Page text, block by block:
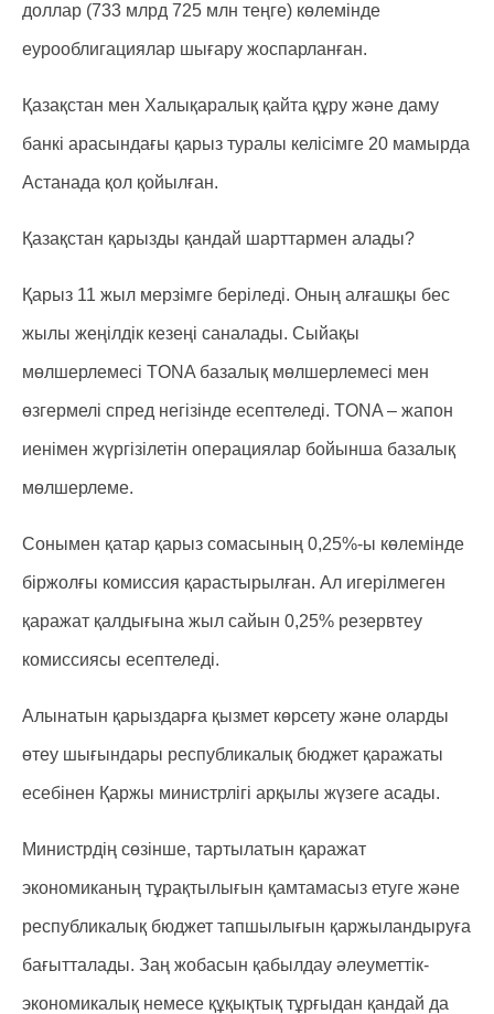
доллар (733 млрд 725 млн теңге) көлемінде
еурооблигациялар шығару жоспарланған.
Қазақстан мен Халықаралық қайта құру және даму
банкі арасындағы қарыз туралы келісімге 20 мамырда
Астанада қол қойылған.
Қазақстан қарызды қандай шарттармен алады?
Қарыз 11 жыл мерзімге беріледі. Оның алғашқы бес
жылы жеңілдік кезеңі саналады. Сыйақы
мөлшерлемесі TONA базалық мөлшерлемесі мен
өзгермелі спред негізінде есептеледі. TONA – жапон
иенімен жүргізілетін операциялар бойынша базалық
мөлшерлеме.
Сонымен қатар қарыз сомасының 0,25%-ы көлемінде
біржолғы комиссия қарастырылған. Ал игерілмеген
қаражат қалдығына жыл сайын 0,25% резервтеу
комиссиясы есептеледі.
Алынатын қарыздарға қызмет көрсету және оларды
өтеу шығындары республикалық бюджет қаражаты
есебінен Қаржы министрлігі арқылы жүзеге асады.
Министрдің сөзінше, тартылатын қаражат
экономиканың тұрақтылығын қамтамасыз етуге және
республикалық бюджет тапшылығын қаржыландыруға
бағытталады. Заң жобасын қабылдау әлеуметтік-
экономикалық немесе құқықтық тұрғыдан қандай да